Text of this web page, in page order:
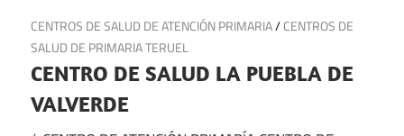
España
21 de julio de 2025
CENTROS DE SALUD DE ATENCIÓN PRIMARIA/CENTROS DE
SALUD DE PRIMARIA TERUEL
CENTRO DE SALUD LA PUEBLA DE
VALVERDE